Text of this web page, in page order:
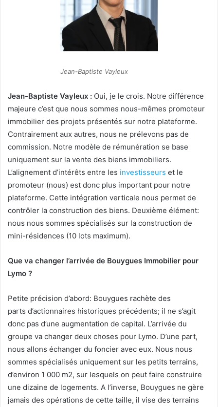
Jean-Baptiste Vayleux
Jean-Baptiste Vayleux : Oui, je le crois. Notre différence
majeure c’est que nous sommes nous-mêmes promoteur
immobilier des projets présentés sur notre plateforme.
Contrairement aux autres, nous ne prélevons pas de
commission. Notre modèle de rémunération se base
uniquement sur la vente des biens immobiliers.
L’alignement d’intérêts entre les investisseurs et le
promoteur (nous) est donc plus important pour notre
plateforme. Cette intégration verticale nous permet de
contrôler la construction des biens. Deuxième élément:
nous nous sommes spécialisés sur la construction de
mini-résidences (10 lots maximum).
Que va changer l’arrivée de Bouygues Immobilier pour
Lymo ?
Petite précision d’abord: Bouygues rachète des
parts d’actionnaires historiques précédents; il ne s’agit
donc pas d’une augmentation de capital. L’arrivée du
groupe va changer deux choses pour Lymo. D’une part,
nous allons échanger du foncier avec eux. Nous nous
sommes spécialisés uniquement sur les petits terrains,
d’environ 1 000 m2, sur lesquels on peut faire construire
une dizaine de logements. A l’inverse, Bouygues ne gère
jamais des opérations de cette taille, il vise des terrains